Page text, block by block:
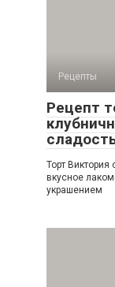
Рецепты
Рецепт
Торт
вкусное
украшением